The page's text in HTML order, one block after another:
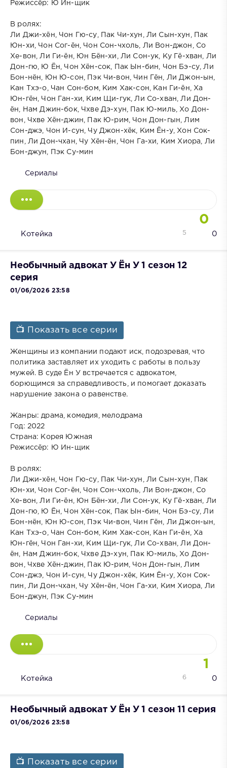
Режиссёр: Ю Ин-щик
В ролях:
Ли Джи-хён, Чон Гю-су, Пак Чи-хун, Ли Сын-хун, Пак
Юн-хи, Чон Сог-ён, Чон Сон-чхоль, Ли Вон-джон, Со
Хе-вон, Ли Ги-ён, Юн Бён-хи, Ли Сон-ук, Ку Гё-хван, Ли
Дон-гю, Ю Ён, Чон Хён-сок, Пак Ын-бин, Чон Бэ-су, Ли
Бон-нён, Юн Ю-сон, Пэк Чи-вон, Чин Гён, Ли Джон-ын,
Кан Тхэ-о, Чан Сон-бом, Ким Хак-сон, Кан Ги-ён, Ха
Юн-гён, Чон Ган-хи, Ким Щи-гук, Ли Со-хван, Ли Дон-
ён, Нам Джин-бок, Чхве Дэ-хун, Пак Ю-миль, Хо Дон-
вон, Чхве Хён-джин, Пак Ю-рим, Чон Дон-гын, Лим
Сон-джэ, Чон И-сун, Чу Джон-хёк, Ким Ён-у, Хон Сок-
пин, Ли Дон-чхан, Чу Хён-ён, Чон Га-хи, Ким Хиора, Ли
Бон-джун, Пэк Су-мин
Сериалы
0
Котейка 0
5
Необычный адвокат У Ён У 1 сезон 12
серия
01/06/2026 23:58
📺 Показать все серии
Женщины из компании подают иск, подозревая, что
политика заставляет их уходить с работы в пользу
мужей. В суде Ён У встречается с адвокатом,
борющимся за справедливость, и помогает доказать
нарушение закона о равенстве.
Жанры: драма, комедия, мелодрама
Год: 2022
Страна: Корея Южная
Режиссёр: Ю Ин-щик
В ролях:
Ли Джи-хён, Чон Гю-су, Пак Чи-хун, Ли Сын-хун, Пак
Юн-хи, Чон Сог-ён, Чон Сон-чхоль, Ли Вон-джон, Со
Хе-вон, Ли Ги-ён, Юн Бён-хи, Ли Сон-ук, Ку Гё-хван, Ли
Дон-гю, Ю Ён, Чон Хён-сок, Пак Ын-бин, Чон Бэ-су, Ли
Бон-нён, Юн Ю-сон, Пэк Чи-вон, Чин Гён, Ли Джон-ын,
Кан Тхэ-о, Чан Сон-бом, Ким Хак-сон, Кан Ги-ён, Ха
Юн-гён, Чон Ган-хи, Ким Щи-гук, Ли Со-хван, Ли Дон-
ён, Нам Джин-бок, Чхве Дэ-хун, Пак Ю-миль, Хо Дон-
вон, Чхве Хён-джин, Пак Ю-рим, Чон Дон-гын, Лим
Сон-джэ, Чон И-сун, Чу Джон-хёк, Ким Ён-у, Хон Сок-
пин, Ли Дон-чхан, Чу Хён-ён, Чон Га-хи, Ким Хиора, Ли
Бон-джун, Пэк Су-мин
Сериалы
1
Котейка 0
6
Необычный адвокат У Ён У 1 сезон 11 серия
01/06/2026 23:58
📺 Показать все серии